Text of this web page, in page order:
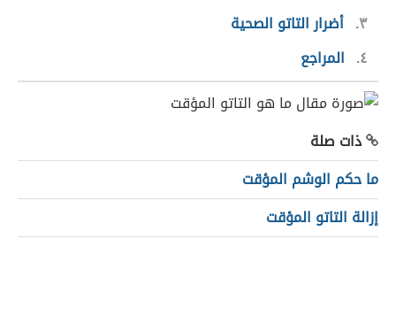
٣ أضرار التاتو الصحية
٤
المراجع
ذات صلة
ما حكم الوشم المؤقت
إزالة التاتو المؤقت